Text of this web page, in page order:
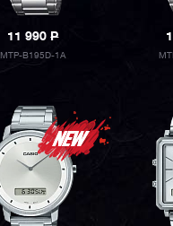
11 990P
MTP-B195D-1A